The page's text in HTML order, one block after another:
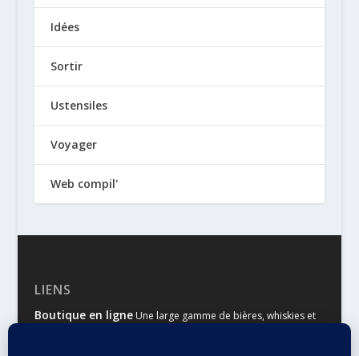
Idées
Sortir
Ustensiles
Voyager
Web compil'
LIENS
Boutique en ligneUne large gamme de bières, whiskies et